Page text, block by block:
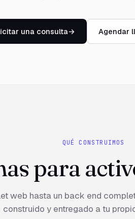
una consulta→ Agendar
QUÉ CONSTRUIMOS
para
web hasta un back end
construido y entregado a tu